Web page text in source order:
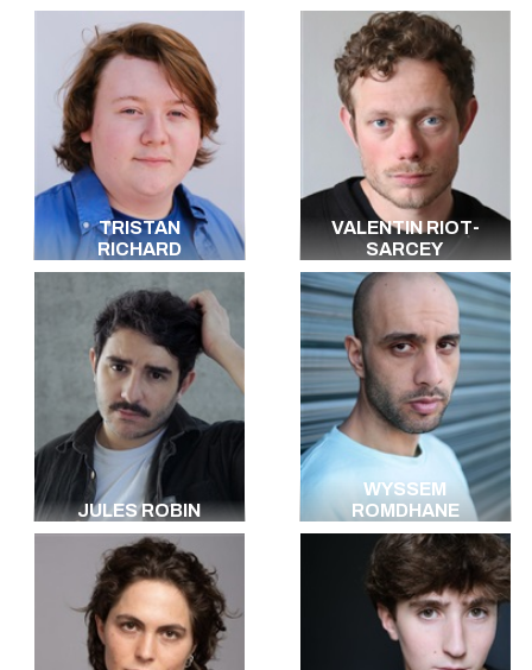
TRISTAN
RICHARD
VALENTIN RIOT-
SARCEY
JULES ROBIN
WYSSEM
ROMDHANE